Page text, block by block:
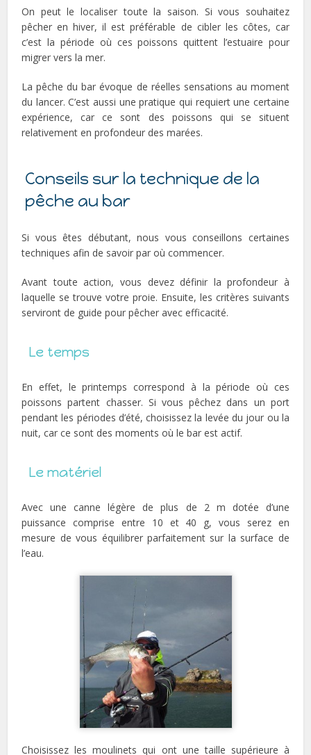
On peut le localiser toute la saison. Si vous souhaitez
pêcher en hiver, il est préférable de cibler les côtes, car
c’est la période où ces poissons quittent l’estuaire pour
migrer vers la mer.
La pêche du bar évoque de réelles sensations au moment
du lancer. C’est aussi une pratique qui requiert une certaine
expérience, car ce sont des poissons qui se situent
relativement en profondeur des marées.
Conseils sur la technique de la
pêche au bar
Si vous êtes débutant, nous vous conseillons certaines
techniques afin de savoir par où commencer.
Avant toute action, vous devez définir la profondeur à
laquelle se trouve votre proie. Ensuite, les critères suivants
serviront de guide pour pêcher avec efficacité.
Le temps
En effet, le printemps correspond à la période où ces
poissons partent chasser. Si vous pêchez dans un port
pendant les périodes d’été, choisissez la levée du jour ou la
nuit, car ce sont des moments où le bar est actif.
Le matériel
Avec une canne légère de plus de 2 m dotée d’une
puissance comprise entre 10 et 40 g, vous serez en
mesure de vous équilibrer parfaitement sur la surface de
l’eau.
Choisissez les moulinets qui ont une taille supérieure à